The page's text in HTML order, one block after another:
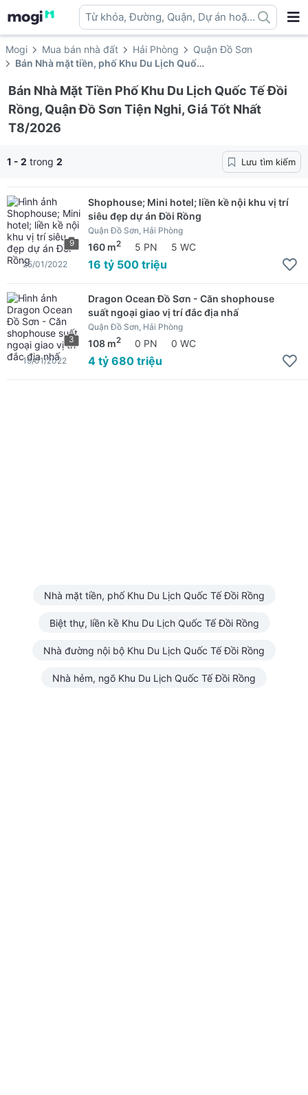
Từ khóa, Đường, Quận, Dự án hoặc
địa danh ...
Mogi Mua bán nhà đất Hải Phòng
Quận Đồ Sơn
Bán Nhà mặt tiền, phố Khu Du Lịch Quốc Tế Đồi Rồng
Bán Nhà Mặt Tiền Phố Khu Du Lịch Quốc Tế Đồi
Rồng, Quận Đồ Sơn Tiện Nghi, Giá Tốt Nhất
T8/2026
1 - 2 trong 2 Lưu tìm kiếm
9
Shophouse; Mini hotel; liền kề nội khu vị trí
siêu đẹp dự án Đồi Rồng
Quận Đồ Sơn, Hải Phòng
160 m2 5 PN 5 WC
16 tỷ 500 triệu
25/01/2022
3
Dragon Ocean Đồ Sơn - Căn shophouse
suất ngoại giao vị trí đắc địa nhấ
Quận Đồ Sơn, Hải Phòng
108 m2 0 PN 0 WC
4 tỷ 680 triệu
19/01/2022
Nhà mặt tiền, phố Khu Du Lịch Quốc Tế Đồi Rồng
Biệt thự, liền kề Khu Du Lịch Quốc Tế Đồi Rồng
Nhà đường nội bộ Khu Du Lịch Quốc Tế Đồi Rồng
Nhà hẻm, ngõ Khu Du Lịch Quốc Tế Đồi Rồng